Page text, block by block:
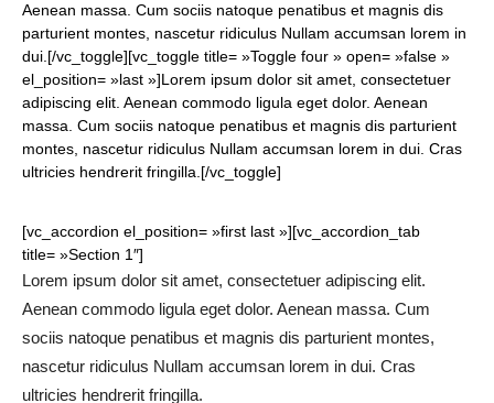
Aenean massa. Cum sociis natoque penatibus et magnis dis
parturient montes, nascetur ridiculus Nullam accumsan lorem in
dui.[/vc_toggle][vc_toggle title= »Toggle four » open= »false »
el_position= »last »]Lorem ipsum dolor sit amet, consectetuer
adipiscing elit. Aenean commodo ligula eget dolor. Aenean
massa. Cum sociis natoque penatibus et magnis dis parturient
montes, nascetur ridiculus Nullam accumsan lorem in dui. Cras
ultricies hendrerit fringilla.[/vc_toggle]
[vc_accordion el_position= »first last »][vc_accordion_tab
title= »Section 1″]
Lorem ipsum dolor sit amet, consectetuer adipiscing elit.
Aenean commodo ligula eget dolor. Aenean massa. Cum
sociis natoque penatibus et magnis dis parturient montes,
nascetur ridiculus Nullam accumsan lorem in dui. Cras
ultricies hendrerit fringilla.